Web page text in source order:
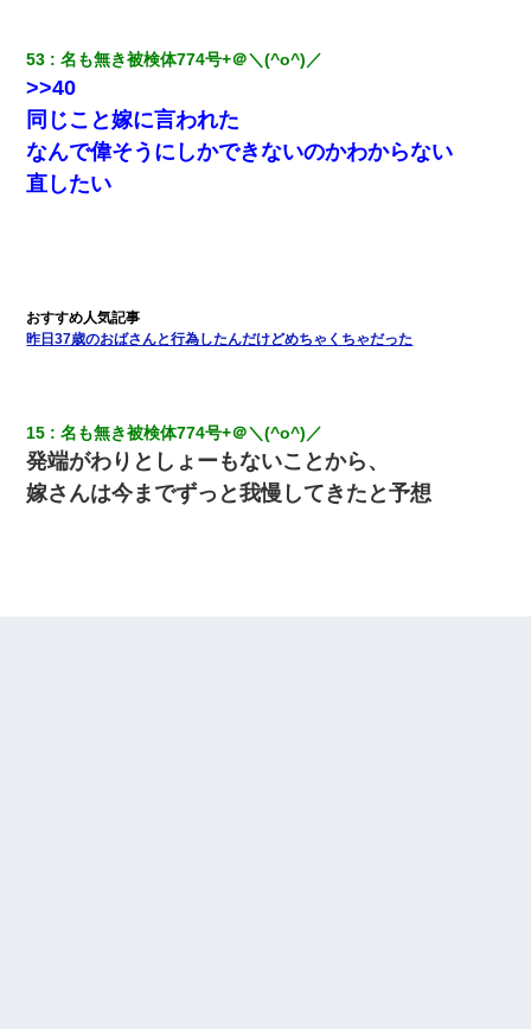
53 名も無き被検体774号+＠＼(^o^)／
>>40
同じこと嫁に言われた
なんで偉そうにしかできないのかわからない
直したい
昨日37歳のおばさんと行為したんだけどめちゃくちゃだった
15 名も無き被検体774号+＠＼(^o^)／
発端がわりとしょーもないことから、
嫁さんは今までずっと我慢してきたと予想